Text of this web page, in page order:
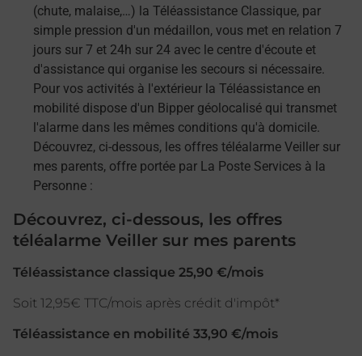
(chute, malaise,…) la Téléassistance Classique, par
simple pression d'un médaillon, vous met en relation 7
jours sur 7 et 24h sur 24 avec le centre d'écoute et
d'assistance qui organise les secours si nécessaire.
Pour vos activités à l'extérieur la Téléassistance en
mobilité dispose d'un Bipper géolocalisé qui transmet
l'alarme dans les mêmes conditions qu'à domicile.
Découvrez, ci-dessous, les offres téléalarme Veiller sur
mes parents, offre portée par La Poste Services à la
Personne :
Découvrez, ci-dessous, les offres
téléalarme Veiller sur mes parents
Téléassistance classique 25,90 €/mois
Soit 12,95€ TTC/mois après crédit d'impôt*
Téléassistance en mobilité 33,90 €/mois